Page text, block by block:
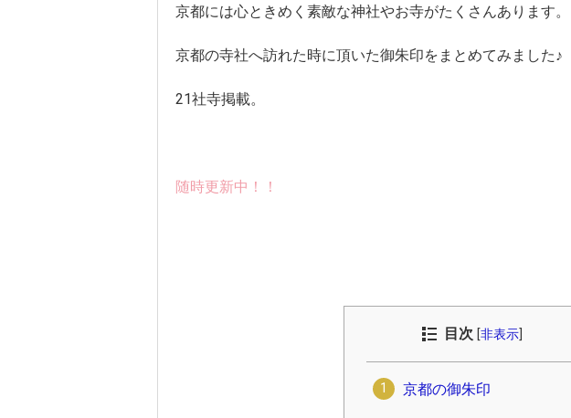
京都には心ときめく素敵な神社やお寺がたくさんあります。
京都の寺社へ訪れた時に頂いた御朱印をまとめてみました♪
21社寺掲載。
随時更新中！！
目次 [非表示
京都の御朱印